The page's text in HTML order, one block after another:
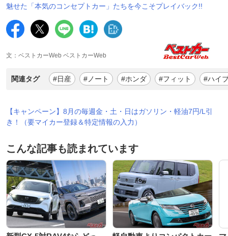
魅せた「本気のコンセプトカー」たちを今こそプレイバック!!
文：ベストカーWeb ベストカーWeb
関連タグ #日産 #ノート #ホンダ #フィット #ハイ
【キャンペーン】8月の毎週金・土・日はガソリン・軽油7円/L引
き！（要マイカー登録＆特定情報の入力）
こんな記事も読まれています